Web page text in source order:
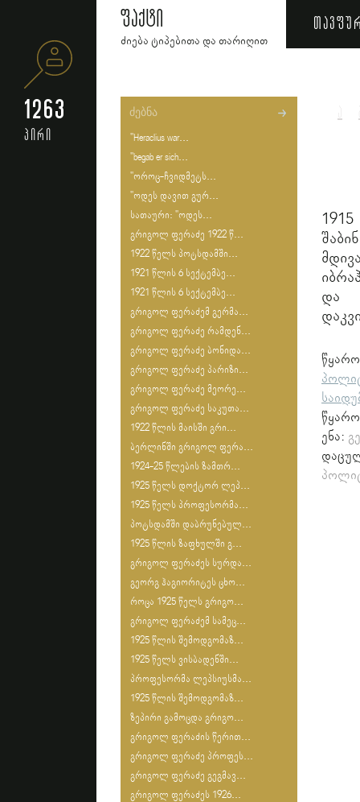
ფაქტი
ძიება ტიპებითა და თარიღით
1263
პირი
"Heraclius war...
"begab er sich...
"ოროც-ჩვიდმეტს...
"ოდეს დავით გურ...
სათაური: "ოდეს...
გრიგოლ ფერაძე 1922 წ...
1922 წელს პოტსდამში...
1921 წლის 6 სექტემბე...
1921 წლის 6 სექტემბე...
გრიგოლ ფერაძემ გერმა...
გრიგოლ ფერაძე რამდენ...
გრიგოლ ფერაძე ბონიდა...
გრიგოლ ფერაძე პარიზი...
გრიგოლ ფერაძე მეორე...
გრიგოლ ფერაძე საკუთა...
1922 წლის მაისში გრი...
ბერლინში გრიგოლ ფერა...
1924-25 წლების ზამთრ...
1925 წელს დოქტორ ლეპ...
1925 წელს პროფესორმა...
პოტსდამში დაბრუნებულ...
1925 წლის ზაფხულში გ...
გრიგოლ ფერაძეს სურდა...
გეორგ ჰაგიორიტეს ცხო...
როცა 1925 წელს გრიგო...
გრიგოლ ფერაძემ სამეც...
1925 წლის შემოდგომაზ...
1925 წელს ვისბადენში...
პროფესორმა ლეპსიუსმა...
1925 წლის შემოდგომაზ...
ზეპირი გამოცდა გრიგო...
გრიგოლ ფერაძის წერით...
გრიგოლ ფერაძე პროფეს...
გრიგოლ ფერაძე გეგმავ...
გრიგოლ ფერაძეს 1926...
და
ენა: